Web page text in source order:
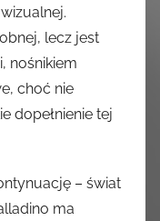
lecz jest
nośnikiem
choć nie
dopełnienie tej
– świat
ma